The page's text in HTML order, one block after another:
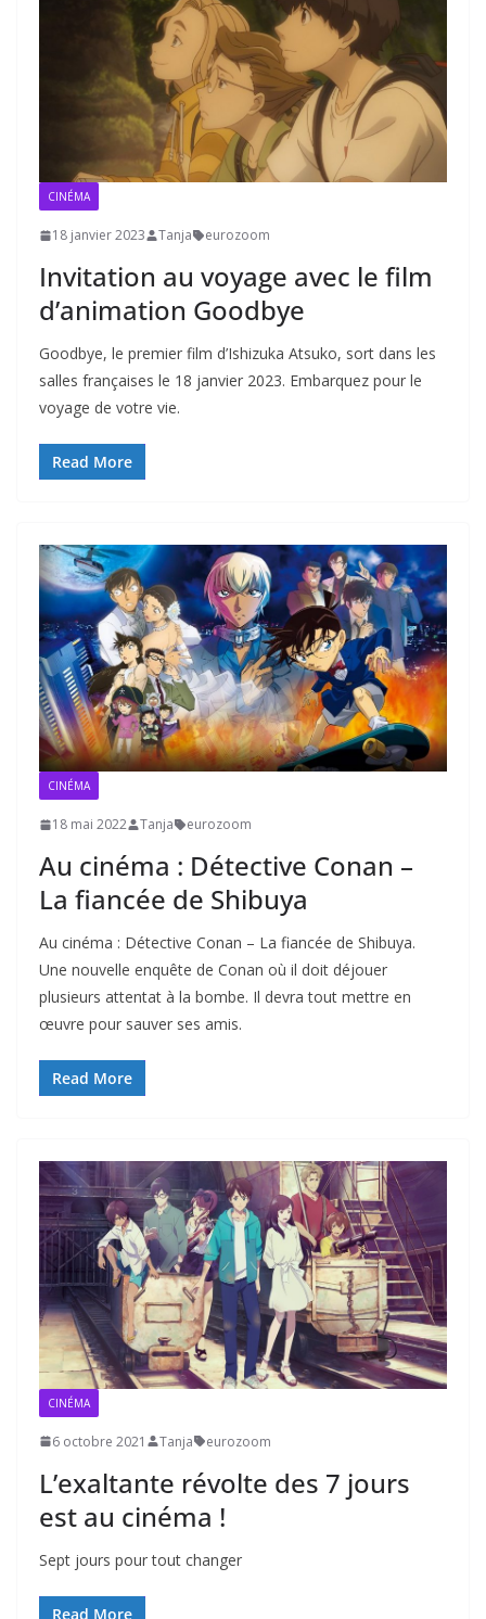
CINÉMA
18 janvier 2023 Tanja eurozoom
Invitation au voyage avec le film
d’animation Goodbye
Goodbye, le premier film d’Ishizuka Atsuko, sort dans les
salles françaises le 18 janvier 2023. Embarquez pour le
voyage de votre vie.
Read More
CINÉMA
18 mai 2022 Tanja eurozoom
Au cinéma : Détective Conan –
La fiancée de Shibuya
Au cinéma : Détective Conan – La fiancée de Shibuya.
Une nouvelle enquête de Conan où il doit déjouer
plusieurs attentat à la bombe. Il devra tout mettre en
œuvre pour sauver ses amis.
Read More
CINÉMA
6 octobre 2021 Tanja eurozoom
L’exaltante révolte des 7 jours
est au cinéma !
Sept jours pour tout changer
Read More